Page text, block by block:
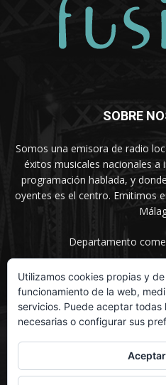
SOBRE
Somos una emisora de radio
éxitos musicales nacionales
programación hablada, y
oyentes es el centro. Emitimos
Departamento
Utilizamos cookies propias y
funcionamiento de la web,
servicios. Puede aceptar todas
necesarias o configurar sus